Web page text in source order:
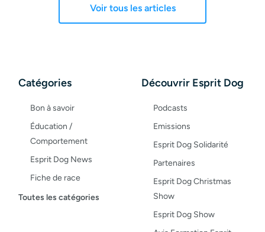
Catégories
Bon à savoir
Éducation /
Comportement
Esprit Dog News
Fiche de race
Maladies du chien
Toutes les catégories
Découvrir Esprit Dog
Podcasts
Emissions
Esprit Dog Solidarité
Partenaires
Esprit Dog Christmas
Show
Esprit Dog Show
Voir tous les articles